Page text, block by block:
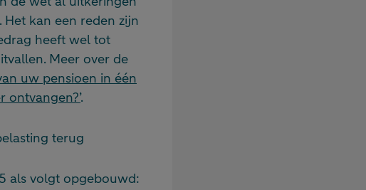
kan een reden zijn
heeft wel tot
Meer over de
uw pensioen in één
ontvangen?’.
terug
als volgt opgebouwd: